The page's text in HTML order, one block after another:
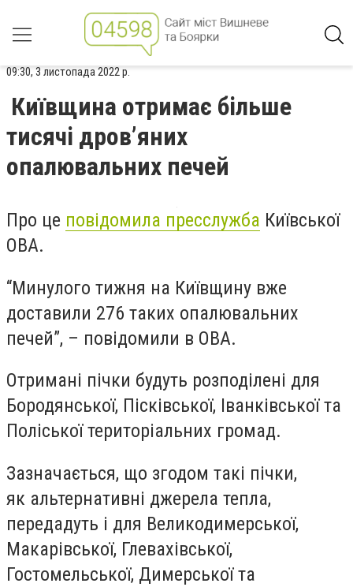
09:30, 3 листопада 2022 р.
Київщина отримає більше
тисячі дров’яних
опалювальних печей
Про це повідомила пресслужба Київської
ОВА.
“Минулого тижня на Київщину вже
доставили 276 таких опалювальних
печей”, – повідомили в ОВА.
Отримані пічки будуть розподілені для
Бородянської, Пісківської, Іванківської та
Поліської територіальних громад.
Зазначається, що згодом такі пічки,
як альтернативні джерела тепла,
передадуть і для Великодимерської,
Макарівської, Глевахівської,
Гостомельської, Димерської та